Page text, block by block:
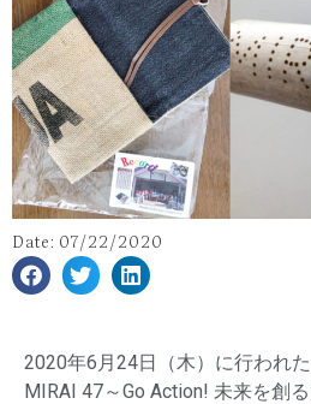
Date: 07/22/2020
2020年6月24日（木）に行われ
MIRAI 47～Go Action! 未来を創